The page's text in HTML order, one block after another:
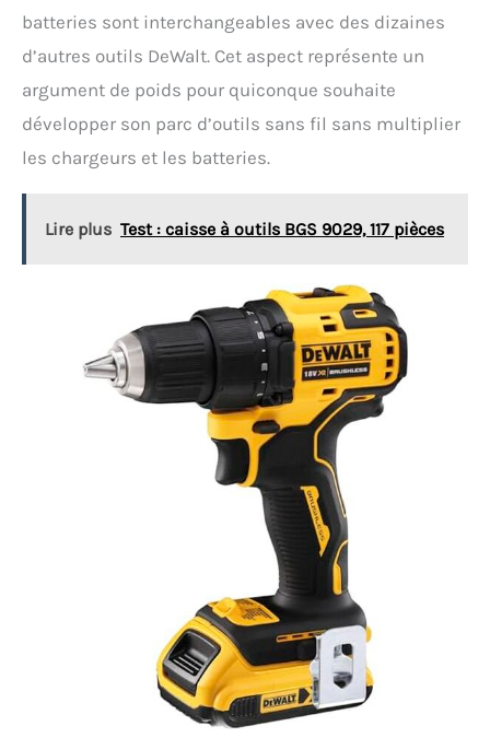
batteries sont interchangeables avec des dizaines
d’autres outils DeWalt. Cet aspect représente un
argument de poids pour quiconque souhaite
développer son parc d’outils sans fil sans multiplier
les chargeurs et les batteries.
Lire plus Test : caisse à outils BGS 9029, 117 pièces